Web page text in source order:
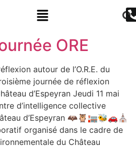
ORE
autour de l’O.R.E. du
journée de réflexion
d’Espeyran Jeudi 11 mai
d’intelligence collective
d’Espeyran 🦇🦉🏣🐝🚗⛪️
organisé dans le cadre de
du Château